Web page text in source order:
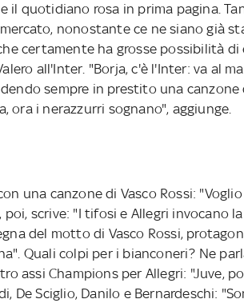
il quotidiano rosa in prima pagina.
nonostante ce ne siano già
certamente ha grosse possibilità di
all'Inter. "Borja, c'è l'Inter: va al
sempre in prestito una canzone
ora i nerazzurri sognano", aggiunge.
una canzone di Vasco Rossi:
scrive: "I tifosi e Allegri invocano
del motto di Vasco Rossi,
Quali colpi per i bianconeri? Ne
assi Champions per Allegri: "Juve,
De Sciglio, Danilo e Bernardeschi: